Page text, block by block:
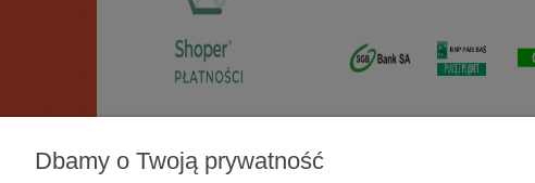
Dbamy o Twoją prywatność